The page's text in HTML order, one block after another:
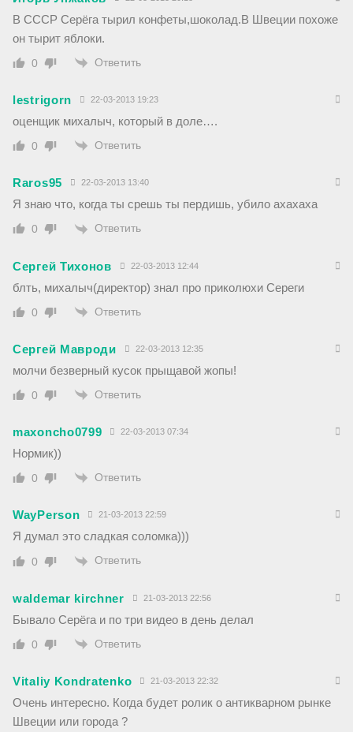
В СССР Серёга тырил конфеты,шоколад.В Швеции похоже
он тырит яблоки.
0 Ответить
lestrigorn 22-03-2013 19:23
оценщик михалыч, который в доле….
0 Ответить
Raros95 22-03-2013 13:40
Я знаю что, когда ты срешь ты пердишь, убило ахахаха
0 Ответить
Сергей Тихонов 22-03-2013 12:44
блть, михалыч(директор) знал про приколюхи Сереги
0 Ответить
Сергей Мавроди 22-03-2013 12:35
молчи безверный кусок прыщавой жопы!
0 Ответить
maxoncho0799 22-03-2013 07:34
Нормик))
0 Ответить
WayPerson 21-03-2013 22:59
Я думал это сладкая соломка)))
0 Ответить
waldemar kirchner 21-03-2013 22:56
Бывало Серёга и по три видео в день делал
0 Ответить
Vitaliy Kondratenko 21-03-2013 22:32
Очень интересно. Когда будет ролик о антикварном рынке
Швеции или города ?